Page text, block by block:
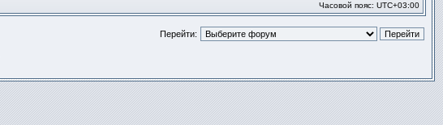
Часовой пояс: UTC+03:00
Перейти: